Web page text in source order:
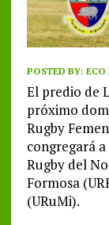
POSTED BY: ECO
El predio de
próximo
Rugby
congregará
Rugby del
Formosa
(URuMi).